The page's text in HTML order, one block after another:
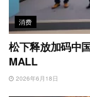
消费
松下释放加码中
MALL
2026年6月18日